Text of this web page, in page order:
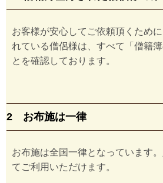
お客様が安心してご依頼頂くため
れている僧侶様は、すべて「僧籍
とを確認しております。
2 お布施は一律
お布施は全国一律となっています
てご利用いただけます。